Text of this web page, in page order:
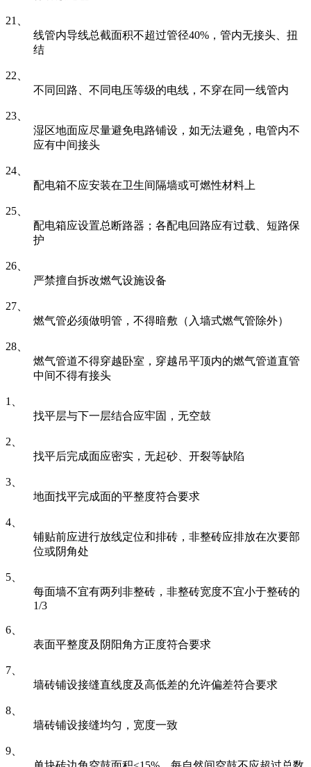
21、
线管内导线总截面积不超过管径40%，管内无接头、扭
结
22、
不同回路、不同电压等级的电线，不穿在同一线管内
23、
湿区地面应尽量避免电路铺设，如无法避免，电管内不
应有中间接头
24、
配电箱不应安装在卫生间隔墙或可燃性材料上
25、
配电箱应设置总断路器；各配电回路应有过载、短路保
护
26、
严禁擅自拆改燃气设施设备
27、
燃气管必须做明管，不得暗敷（入墙式燃气管除外）
28、
燃气管道不得穿越卧室，穿越吊平顶内的燃气管道直管
中间不得有接头
1、
找平层与下一层结合应牢固，无空鼓
2、
找平后完成面应密实，无起砂、开裂等缺陷
3、
地面找平完成面的平整度符合要求
4、
铺贴前应进行放线定位和排砖，非整砖应排放在次要部
位或阴角处
5、
每面墙不宜有两列非整砖，非整砖宽度不宜小于整砖的
1/3
6、
表面平整度及阴阳角方正度符合要求
7、
墙砖铺设接缝直线度及高低差的允许偏差符合要求
8、
墙砖铺设接缝均匀，宽度一致
9、